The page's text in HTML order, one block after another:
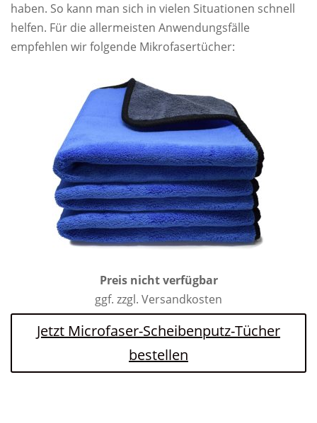
haben. So kann man sich in vielen Situationen schnell
helfen. Für die allermeisten Anwendungsfälle
empfehlen wir folgende Mikrofasertücher:
Preis nicht verfügbar
ggf. zzgl. Versandkosten
Jetzt Microfaser-Scheibenputz-Tücher
bestellen